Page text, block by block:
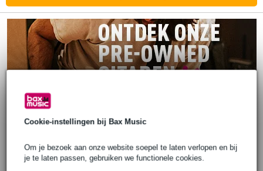
Cookie-instellingen bij Bax Music
Om je bezoek aan onze website soepel te laten verlopen en bij
je te laten passen, gebruiken we functionele cookies.